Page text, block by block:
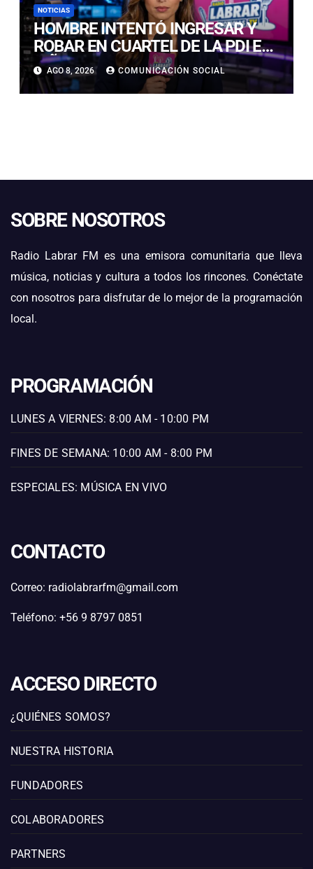
NOTICIAS
HOMBRE INTENTÓ INGRESAR Y
ROBAR EN CUARTEL DE LA PDI EN
VIÑA DEL MAR: DETECTIVES LO
DETUVIERON
AGO 8, 2026 COMUNICACIÓN SOCIAL
SOBRE NOSOTROS
Radio Labrar FM es una emisora comunitaria que lleva
música, noticias y cultura a todos los rincones. Conéctate
con nosotros para disfrutar de lo mejor de la programación
local.
PROGRAMACIÓN
LUNES A VIERNES: 8:00 AM - 10:00 PM
FINES DE SEMANA: 10:00 AM - 8:00 PM
ESPECIALES: MÚSICA EN VIVO
CONTACTO
Correo: radiolabrarfm@gmail.com
Teléfono: +56 9 8797 0851
ACCESO DIRECTO
¿QUIÉNES SOMOS?
NUESTRA HISTORIA
FUNDADORES
COLABORADORES
PARTNERS